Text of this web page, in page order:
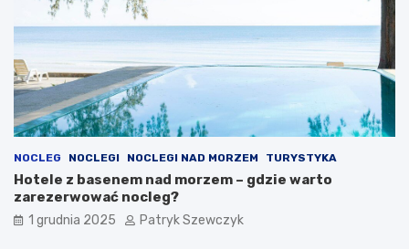
NOCLEG NOCLEGI NOCLEGI NAD MORZEM TURYSTYKA
Hotele z basenem nad morzem – gdzie warto
zarezerwować nocleg?
1 grudnia 2025 Patryk Szewczyk